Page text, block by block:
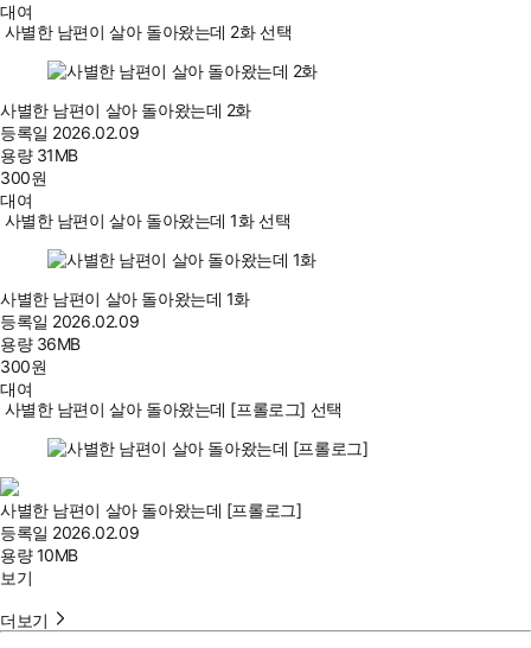
대여
사별한 남편이 살아 돌아왔는데 2화 선택
사별한 남편이 살아 돌아왔는데 2화
등록일 2026.02.09
용량 31MB
300원
대여
사별한 남편이 살아 돌아왔는데 1화 선택
사별한 남편이 살아 돌아왔는데 1화
등록일 2026.02.09
용량 36MB
300원
대여
사별한 남편이 살아 돌아왔는데 [프롤로그] 선택
사별한 남편이 살아 돌아왔는데 [프롤로그]
등록일 2026.02.09
용량10MB
보기
더보기